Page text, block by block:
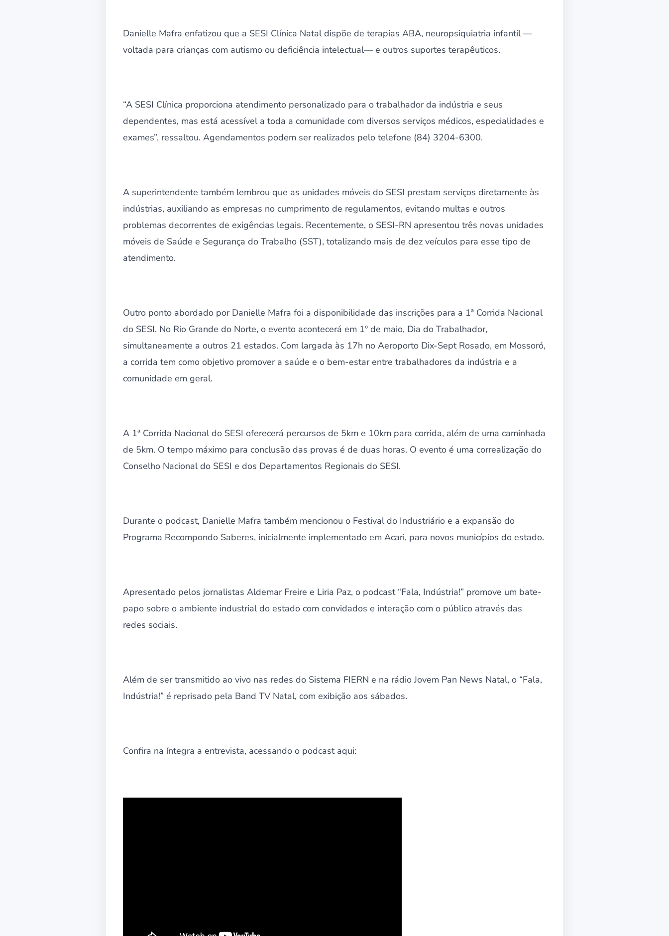
Danielle Mafra enfatizou que a SESI Clínica Natal dispõe de terapias ABA, neuropsiquiatria infantil —
voltada para crianças com autismo ou deficiência intelectual— e outros suportes terapêuticos.
“A SESI Clínica proporciona atendimento personalizado para o trabalhador da indústria e seus
dependentes, mas está acessível a toda a comunidade com diversos serviços médicos, especialidades e
exames”, ressaltou. Agendamentos podem ser realizados pelo telefone (84) 3204-6300.
A superintendente também lembrou que as unidades móveis do SESI prestam serviços diretamente às
indústrias, auxiliando as empresas no cumprimento de regulamentos, evitando multas e outros
problemas decorrentes de exigências legais. Recentemente, o SESI-RN apresentou três novas unidades
móveis de Saúde e Segurança do Trabalho (SST), totalizando mais de dez veículos para esse tipo de
atendimento.
Outro ponto abordado por Danielle Mafra foi a disponibilidade das inscrições para a 1ª Corrida Nacional
do SESI. No Rio Grande do Norte, o evento acontecerá em 1º de maio, Dia do Trabalhador,
simultaneamente a outros 21 estados. Com largada às 17h no Aeroporto Dix-Sept Rosado, em Mossoró,
a corrida tem como objetivo promover a saúde e o bem-estar entre trabalhadores da indústria e a
comunidade em geral.
A 1ª Corrida Nacional do SESI oferecerá percursos de 5km e 10km para corrida, além de uma caminhada
de 5km. O tempo máximo para conclusão das provas é de duas horas. O evento é uma correalização do
Conselho Nacional do SESI e dos Departamentos Regionais do SESI.
Durante o podcast, Danielle Mafra também mencionou o Festival do Industriário e a expansão do
Programa Recompondo Saberes, inicialmente implementado em Acari, para novos municípios do estado.
Apresentado pelos jornalistas Aldemar Freire e Liria Paz, o podcast “Fala, Indústria!” promove um bate-
papo sobre o ambiente industrial do estado com convidados e interação com o público através das
redes sociais.
Além de ser transmitido ao vivo nas redes do Sistema FIERN e na rádio Jovem Pan News Natal, o “Fala,
Indústria!” é reprisado pela Band TV Natal, com exibição aos sábados.
Confira na íntegra a entrevista, acessando o podcast aqui: